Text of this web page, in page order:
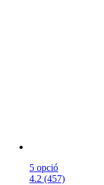
5 opció
4.2 (457)